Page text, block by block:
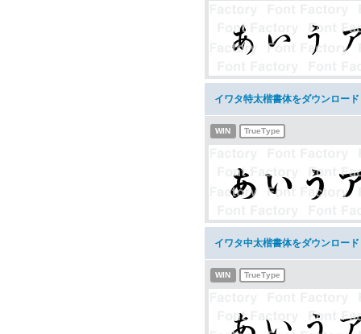
イワタ特太楷書体をダウンロード
WIN TrueType
イワタ中太楷書体をダウンロード
WIN TrueType